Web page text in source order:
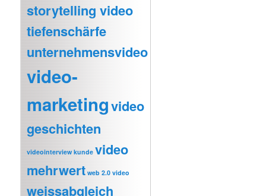
storytelling video
tiefenschärfe
unternehmensvideo
video-
marketingvideo
geschichten
videointerview kunde video
mehrwert web 2.0 video
weissabgleich